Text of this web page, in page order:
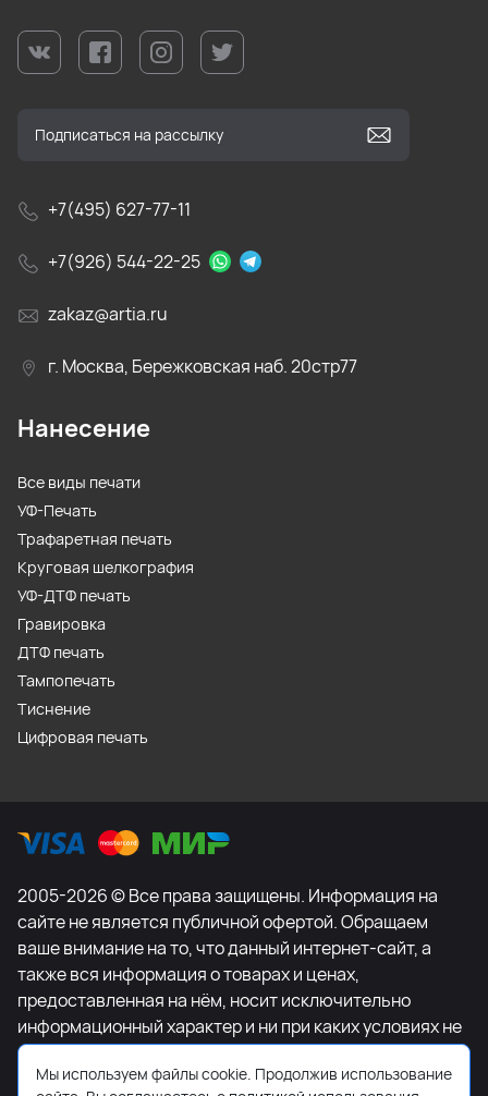
+7(495) 627-77-11
+7(926) 544-22-25
zakaz@artia.ru
г. Москва, Бережковская наб. 20стр77
Нанесение
Все виды печати
УФ-Печать
Трафаретная печать
Круговая шелкография
УФ-ДТФ печать
Гравировка
ДТФ печать
Тампопечать
Тиснение
Цифровая печать
2005-2026 © Все права защищены. Информация на
сайте не является публичной офертой. Обращаем
ваше внимание на то, что данный интернет-сайт, а
также вся информация о товарах и ценах,
предоставленная на нём, носит исключительно
информационный характер и ни при каких условиях не
является публичной офертой, определяемой
положениями Статьи 437 Гражданского кодекса
Мы используем файлы cookie. Продолжив использование